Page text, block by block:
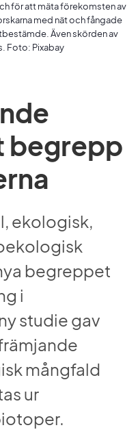
för att mäta förekomsten av
med nät och fångade
Även skörden av
Foto: Pixabay
begrepp
ekologisk,
begreppet
i
studie gav
mångfald
ur